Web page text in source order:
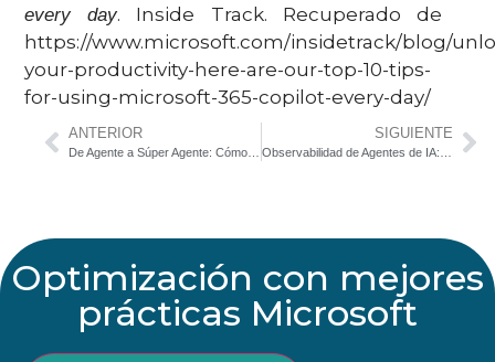
every day. Inside Track. Recuperado de
https://www.microsoft.com/insidetrack/blog/
your-productivity-here-are-our-top-10-tips-
for-using-microsoft-365-copilot-every-day/
ANTERIOR SIGUIENTE
Optimización con mejores
prácticas Microsoft